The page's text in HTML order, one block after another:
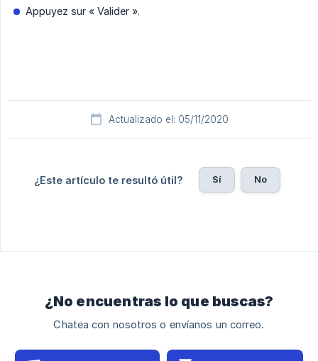
Appuyez sur « Valider ».
Actualizado el: 05/11/2020
¿Este artículo te resultó útil? Sí No
¿No encuentras lo que buscas?
Chatea con nosotros o envíanos un correo.